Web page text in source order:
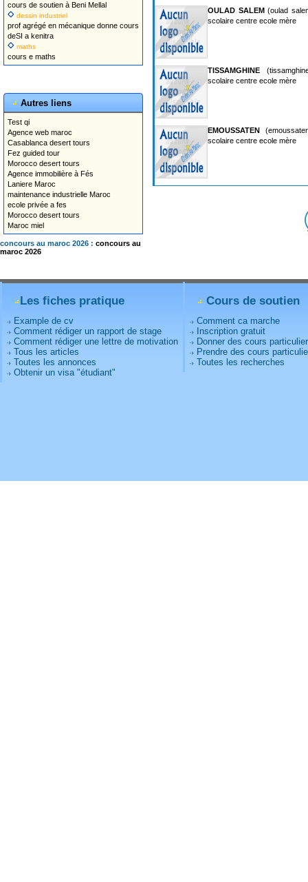
cours de soutien à Beni Mellal
dessin industriel
prof agrégé en mécanique donne cours
deSI a kenitra
maths
cours e maths
Autres liens
Test qi
Agence web maroc
Casablanca desert tours
Fez guided tour
Morocco desert tours
Agence immobilière à Fés
Laniere Maroc
maintenance industrielle Maroc
ecole privée a fes
Morocco desert tours
Maroc miel
concours au maroc 2026 : concours au
maroc 2026
OULAD SALEM(oulad
scolaire centre ecole mère
TISSAMGHINE
scolaire centre ecole mère
EMOUSSATEN
scolaire centre ecole mère
Les fiches pratique
Example de cv
Comment rédiger un rapport de stage
Comment rédiger une lettre de motivation
Tous les articles
Toutes les annonces
Obtenir un visa "étudiant"
Cours de soutien
Comment ca marche
Inscription gratuit
Donner des cours
Prendre des cours
Toutes les recherches